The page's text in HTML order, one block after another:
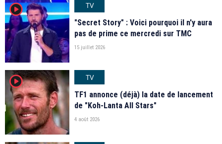
player2
TV
"Secret Story" : Voici pourquoi il n'y aura
pas de prime ce mercredi sur TMC
15 juillet 2026
player2
TV
TF1 annonce (déjà) la date de lancement
de "Koh-Lanta All Stars"
4 août 2026